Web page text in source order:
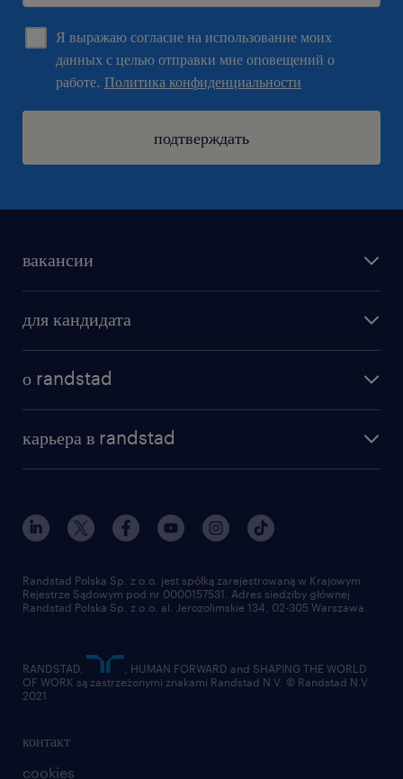
Я выражаю согласие на использование моих
данных с целью отправки мне оповещений о
работе. Политика конфиденциальности
подтверждать
вакансии
бонусы для работников
для кандидата
о randstad
институт исследований randstad
для медиа
для поставщиков
карьера в randstad
наш мир
работа в randstad
отправить резюме
контакт
cookies
Randstad Polska Sp. z o.o. jest spółką zarejestrowaną w Krajowym
Rejestrze Sądowym pod nr 0000157531. Adres siedziby głównej
Randstad Polska Sp. z o.o. al. Jerozolimskie 134, 02-305 Warszawa.
RANDSTAD,
, HUMAN FORWARD and SHAPING THE WORLD
OF WORK są zastrzeżonymi znakami Randstad N.V. © Randstad N.V
2021